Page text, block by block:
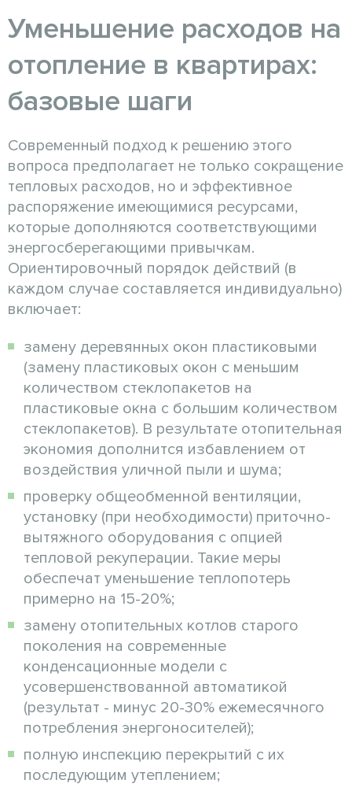
Уменьшение расходов на
отопление в квартирах:
базовые шаги
Современный подход к решению этого
вопроса предполагает не только сокращение
тепловых расходов, но и эффективное
распоряжение имеющимися ресурсами,
которые дополняются соответствующими
энергосберегающими привычкам.
Ориентировочный порядок действий (в
каждом случае составляется индивидуально)
включает:
замену деревянных окон пластиковыми
(замену пластиковых окон с меньшим
количеством стеклопакетов на
пластиковые окна с большим количеством
стеклопакетов). В результате отопительная
экономия дополнится избавлением от
воздействия уличной пыли и шума;
проверку общеобменной вентиляции,
установку (при необходимости) приточно-
вытяжного оборудования с опцией
тепловой рекуперации. Такие меры
обеспечат уменьшение теплопотерь
примерно на 15-20%;
замену отопительных котлов старого
поколения на современные
конденсационные модели с
усовершенствованной автоматикой
(результат - минус 20-30% ежемесячного
потребления энергоносителей);
полную инспекцию перекрытий с их
последующим утеплением;